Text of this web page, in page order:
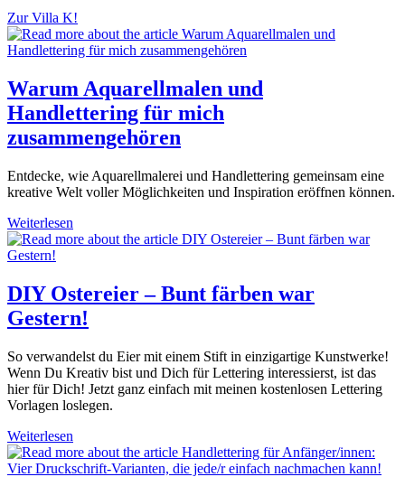
Zur Villa K!
Warum Aquarellmalen und
Handlettering für mich
zusammengehören
Entdecke, wie Aquarellmalerei und Handlettering gemeinsam eine
kreative Welt voller Möglichkeiten und Inspiration eröffnen können.
Weiterlesen
Aquarellmalen
für
mich
zusammengehören
DIY Ostereier – Bunt färben war
Gestern!
So verwandelst du Eier mit einem Stift in einzigartige Kunstwerke!
Wenn Du Kreativ bist und Dich für Lettering interessierst, ist das
hier für Dich! Jetzt ganz einfach mit meinen kostenlosen Lettering
Vorlagen loslegen.
Weiterlesen
Ostereier
–